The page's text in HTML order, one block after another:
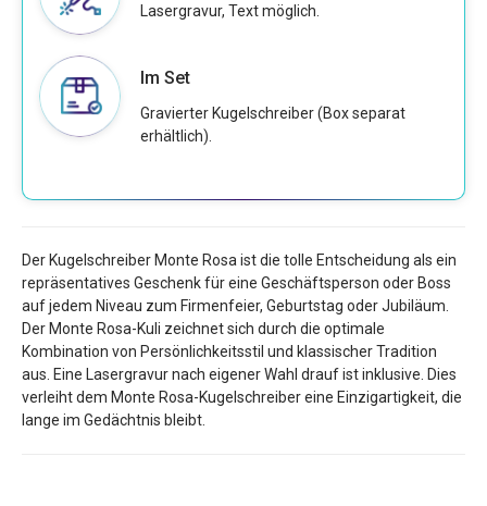
Lasergravur, Text möglich.
Im Set
Gravierter Kugelschreiber (Box separat
erhältlich).
Der Kugelschreiber Monte Rosa ist die tolle Entscheidung als ein
repräsentatives Geschenk für eine Geschäftsperson oder Boss
auf jedem Niveau zum Firmenfeier, Geburtstag oder Jubiläum.
Der Monte Rosa-Kuli zeichnet sich durch die optimale
Kombination von Persönlichkeitsstil und klassischer Tradition
aus. Eine Lasergravur nach eigener Wahl drauf ist inklusive. Dies
verleiht dem Monte Rosa-Kugelschreiber eine Einzigartigkeit, die
lange im Gedächtnis bleibt.